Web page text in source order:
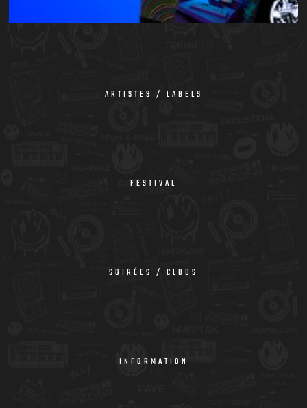
ARTISTES / LABELS
FESTIVAL
SOIRÉES / CLUBS
INFORMATION